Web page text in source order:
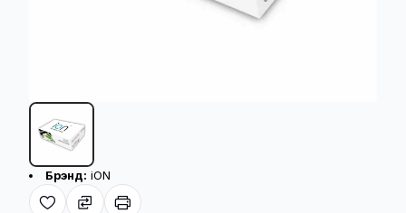
Бүтээгдэхүүний үндсэн үзүүлэлт
Брэнд: iON